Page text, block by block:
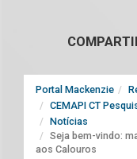
Portal Mackenzie
CEMAPI CT
Notícias
Seja bem-vindo:
aos Calouros